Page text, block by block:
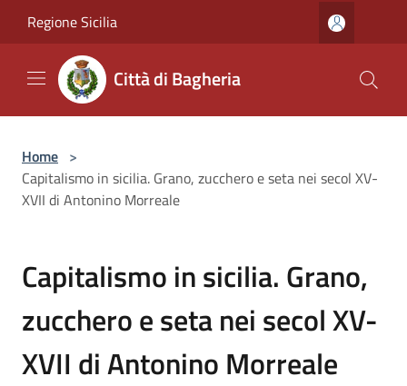
Regione Sicilia
Città di Bagheria
Home >
Capitalismo in sicilia. Grano, zucchero e seta nei secol XV-
XVII di Antonino Morreale
Capitalismo in sicilia. Grano,
zucchero e seta nei secol XV-
XVII di Antonino Morreale